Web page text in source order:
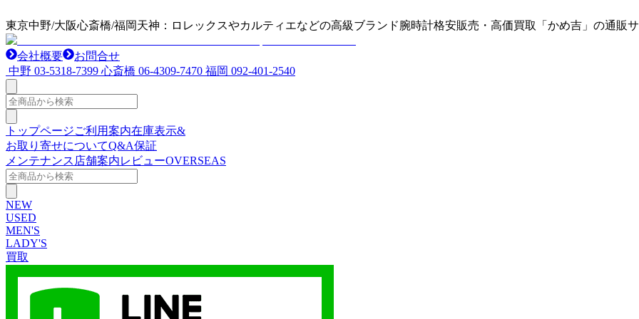
東京中野/大阪心斎橋/福岡天神：ロレックスやカルティエなどの高級ブランド腕時計格安販売・高価買取「かめ吉」の通販
会社概要
お問合せ
中野 03-5318-7399 心斎橋 06-4309-7470 福岡 092-401-2540
トップページご利用案内在庫表示&
お取り寄せについてQ&A保証
メンテナンス 店舗案内レビューOVERSEAS
NEW
USED
MEN'S
LADY'S
買取